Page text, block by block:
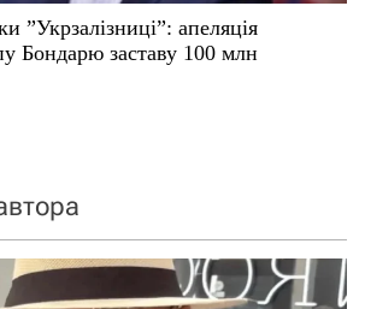
”Укрзалізниці”: апеляція
Бондарю заставу 100 млн